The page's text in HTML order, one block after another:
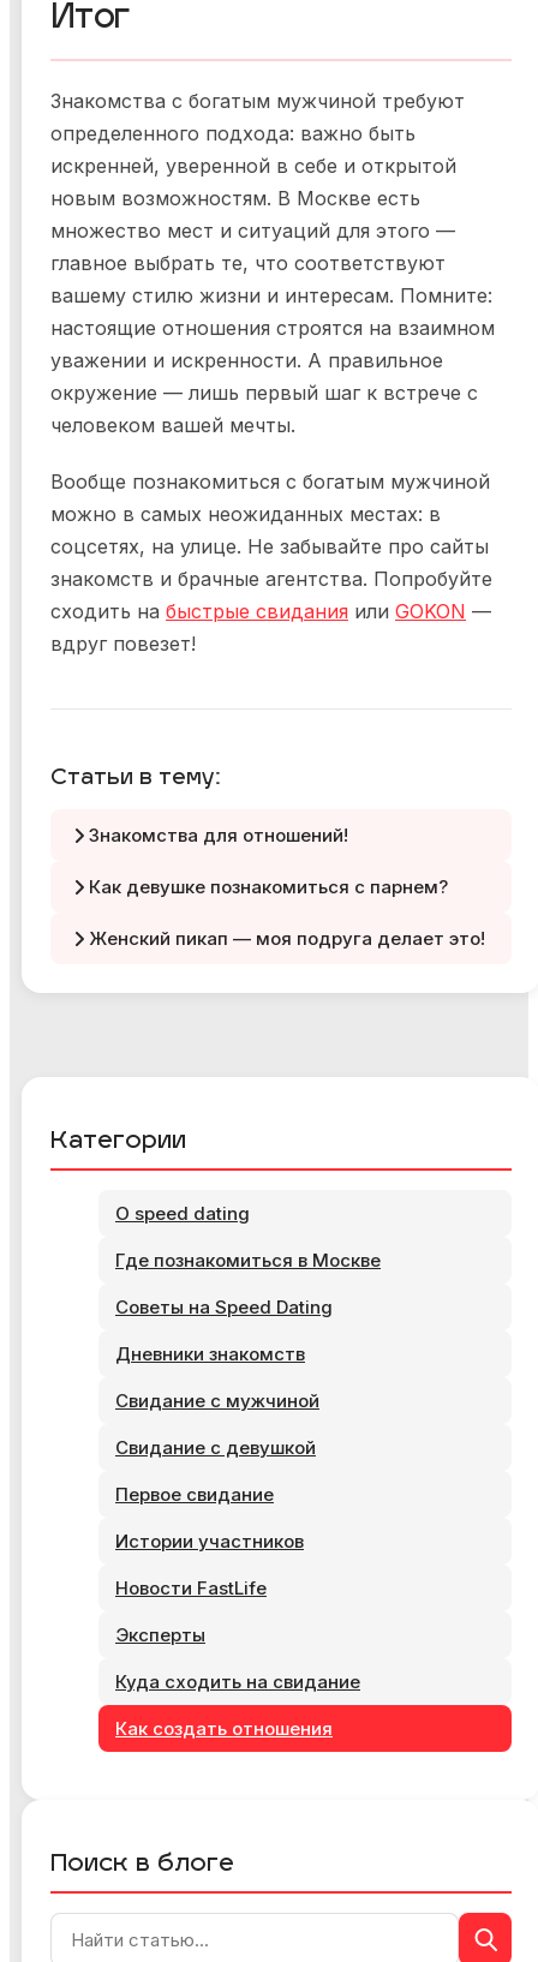
Категории
О speed dating
Где познакомиться в Москве
Советы на Speed Dating
Дневники знакомств
Свидание с мужчиной
Свидание с девушкой
Первое свидание
Истории участников
Новости FastLife
Эксперты
Куда сходить на свидание
Как создать отношения
Поиск в блоге
Итог
Знакомства с богатым мужчиной требуют
определенного подхода: важно быть
искренней, уверенной в себе и открытой
новым возможностям. В Москве есть
множество мест и ситуаций для этого —
главное выбрать те, что соответствуют
вашему стилю жизни и интересам. Помните:
настоящие отношения строятся на взаимном
уважении и искренности. А правильное
окружение — лишь первый шаг к встрече с
человеком вашей мечты.
Вообще познакомиться с богатым мужчиной
можно в самых неожиданных местах: в
соцсетях, на улице. Не забывайте про сайты
знакомств и брачные агентства. Попробуйте
сходить на быстрые свидания или GOKON —
вдруг повезет!
Статьи в тему:
Знакомства для отношений!
Как девушке познакомиться с парнем?
Женский пикап — моя подруга делает это!